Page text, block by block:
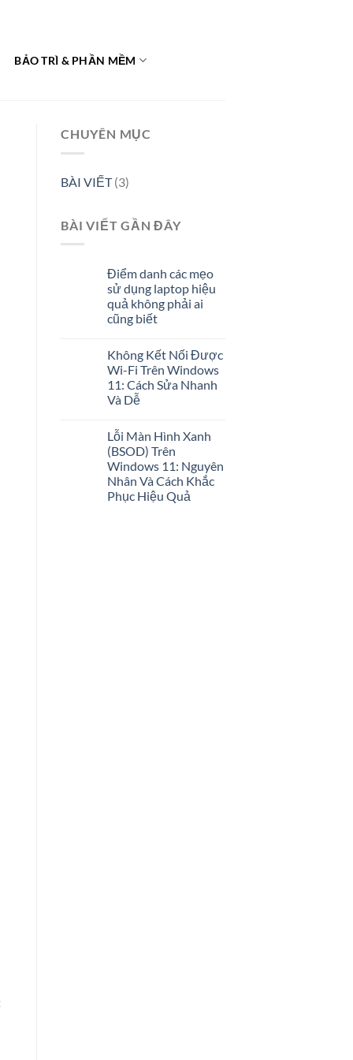
BẢO TRÌ & PHẦN MỀM
CHUYÊN MỤC
BÀI VIẾT(3)
BÀI VIẾT GẦN ĐÂY
Điểm danh các mẹo
sử dụng laptop hiệu
quả không phải ai
cũng biết
Không Kết Nối Được
Wi-Fi Trên Windows
11: Cách Sửa Nhanh
Và Dễ
Lỗi Màn Hình Xanh
(BSOD) Trên
Windows 11: Nguyên
Nhân Và Cách Khắc
Phục Hiệu Quả